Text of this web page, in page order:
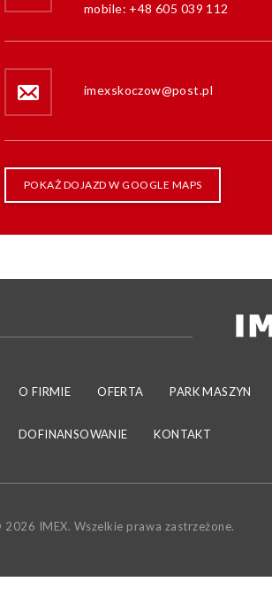
mobile: +48 605 039 112
imexskoczow@post.pl
POKAŻ DOJAZD W GOOGLE MAPS
O FIRMIE OFERTA PARK MASZYN
DOFINANSOWANIE KONTAKT
2026 IMEX. Wszelkie prawa zastrzeżone.